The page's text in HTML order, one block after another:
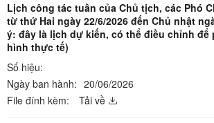
Lịch công tác tuần của Chủ tịch, các Phó
từ thứ Hai ngày 22/6/2026 đến Chủ nhật
ý: đây là lịch dự kiến, có thể điều chỉnh
hình thực tế)
Số hiệu:
Ngày ban hành: 20/06/2026
File đính kèm:
Tải về